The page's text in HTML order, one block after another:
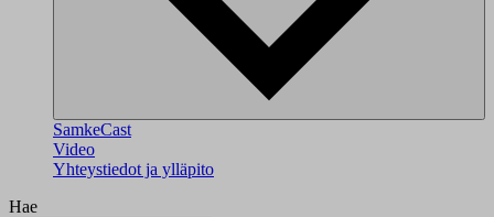
SamkeCast
Video
Yhteystiedot ja ylläpito
Hae